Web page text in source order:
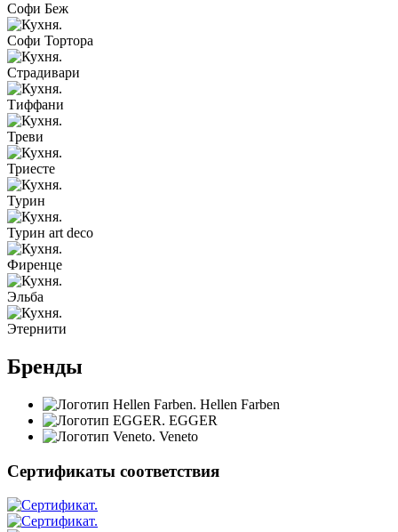
Софи Беж
Софи Тортора
Страдивари
Тиффани
Треви
Триесте
Турин
Турин art deco
Фиренце
Эльба
Этернити
Бренды
Hellen Farben
EGGER
Veneto
Сертификаты соответствия